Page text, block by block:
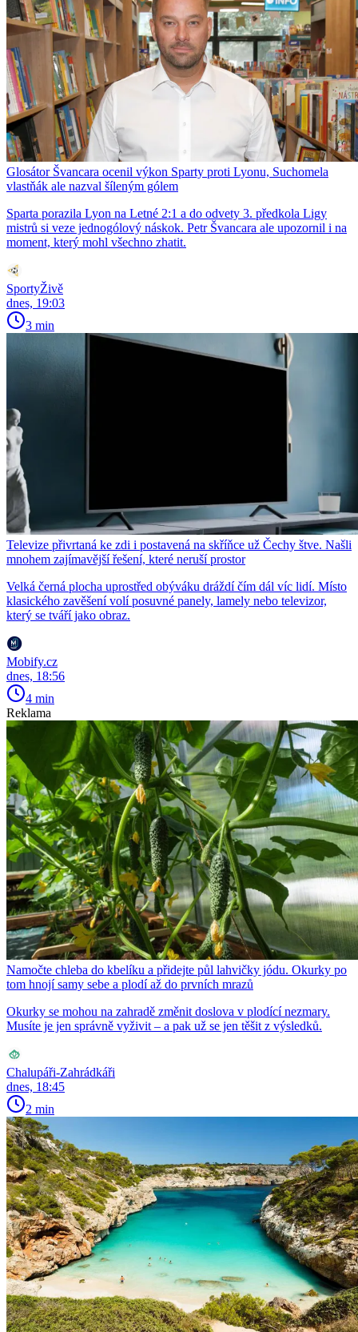
Glosátor Švancara ocenil výkon Sparty proti Lyonu, Suchomela
vlastňák ale nazval šíleným gólem
Sparta porazila Lyon na Letné 2:1 a do odvety 3. předkola Ligy
mistrů si veze jednogólový náskok. Petr Švancara ale upozornil i na
moment, který mohl všechno zhatit.
SportyŽivě
dnes, 19:03
3 min
Televize přivrtaná ke zdi i postavená na skříňce už Čechy štve. Našli
mnohem zajímavější řešení, které neruší prostor
Velká černá plocha uprostřed obýváku dráždí čím dál víc lidí. Místo
klasického zavěšení volí posuvné panely, lamely nebo televizor,
který se tváří jako obraz.
Mobify.cz
dnes, 18:56
4 min
Reklama
Namočte chleba do kbelíku a přidejte půl lahvičky jódu. Okurky po
tom hnojí samy sebe a plodí až do prvních mrazů
Okurky se mohou na zahradě změnit doslova v plodící nezmary.
Musíte je jen správně vyživit – a pak už se jen těšit z výsledků.
Chalupáři-Zahrádkáři
dnes, 18:45
2 min